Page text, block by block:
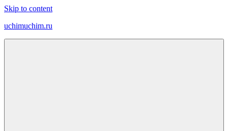
Skip to content
uchimuchim.ru